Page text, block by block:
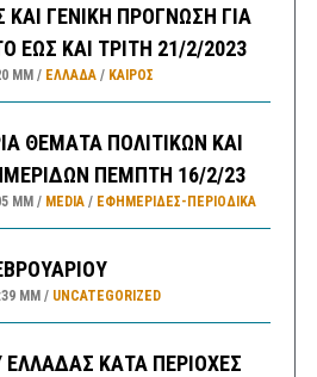
ΓΕΝΙΚΗ ΠΡΟΓΝΩΣΗ ΓΙΑ
ΕΩΣ ΚΑΙ ΤΡΙΤΗ 21/2/2023
ΜΜ ΕΛΛΑΔA/ ΚΑΙΡΌΣ
ΘΕΜΑΤΑ ΠΟΛΙΤΙΚΩΝ ΚΑΙ
ΠΕΜΠΤΗ 16/2/23
ΜΜ MEDIA/ ΕΦΗΜΕΡΊΔΕΣ-ΠΕΡΙΟΔΙΚΆ
ΜΜ UNCATEGORIZED
ΚΑΤΑ ΠΕΡΙΟΧΕΣ